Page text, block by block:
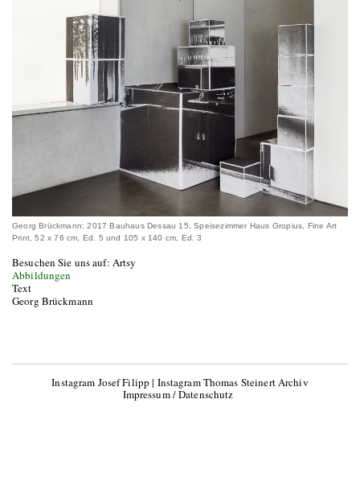
Georg Brückmann: 2017 Bauhaus Dessau 15, Speisezimmer Haus Gropius, Fine Art
Print, 52 x 76 cm, Ed. 5 und 105 x 140 cm, Ed. 3
Besuchen Sie uns auf: Artsy
Abbildungen
Text
Georg Brückmann
Instagram Josef Filipp | Instagram Thomas Steinert Archiv
Impressum / Datenschutz